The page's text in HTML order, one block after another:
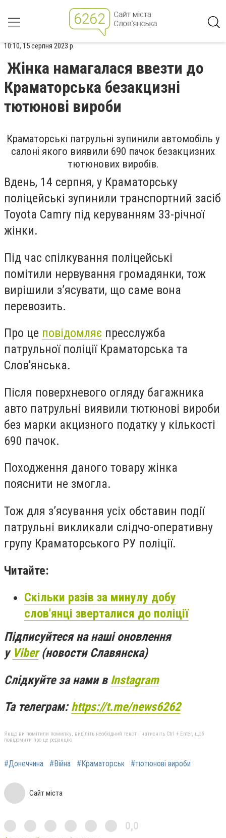
10:10, 15 серпня 2023 р.
Жінка намагалася ввезти до
Краматорська безакцизні
тютюнові вироби
Краматорські патрульні зупинили автомобіль у
салоні якого виявили 690 пачок безакцизних
тютюнових виробів.
Вдень, 14 серпня, у Краматорську
поліцейські зупинили транспортний засіб
Toyota Camry під керуванням 33-річної
жінки.
Під час спілкування поліцейські
помітили нервування громадянки, тож
вирішили з’ясувати, що саме вона
перевозить.
Про це повідомляє пресслужба
патрульної поліції Краматорська та
Слов'янська.
Після поверхневого огляду багажника
авто патрульні виявили тютюнові вироби
без марки акцизного податку у кількості
690 пачок.
Походження даного товару жінка
пояснити не змогла.
Тож для з’ясування усіх обставин події
патрульні викликали слідчо-оперативну
групу Краматорського РУ поліції.
Читайте:
Скільки разів за минулу добу
слов'янці зверталися до поліції
Підписуйтеся на наші оновлення
у Viber(новости Славянска)
Слідкуйте за нами в Instagram
Та телеграм:https://t.me/news6262
Якщо ви помітили помилку, виділіть необхідний текст і натисніть Ctrl + Enter, щоб
повідомити про це редакцію
#Донеччина #Війна #Краматорськ #тютюнові вироби
Сайт міста
0,0